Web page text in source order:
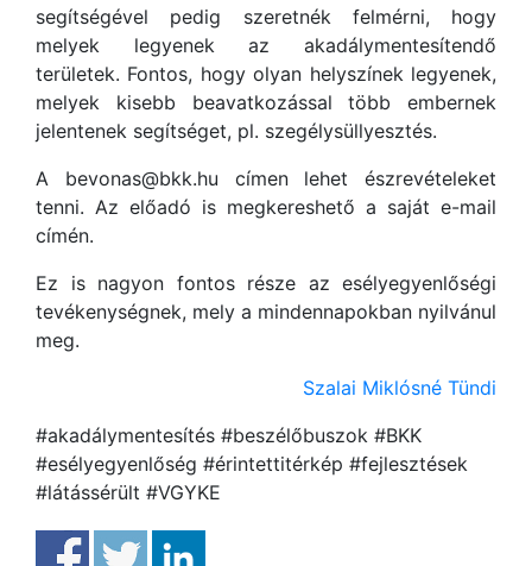
segítségével pedig szeretnék felmérni, hogy
melyek legyenek az akadálymentesítendő
területek. Fontos, hogy olyan helyszínek legyenek,
melyek kisebb beavatkozással több embernek
jelentenek segítséget, pl. szegélysüllyesztés.
A bevonas@bkk.hu címen lehet észrevételeket
tenni. Az előadó is megkereshető a saját e-mail
címén.
Ez is nagyon fontos része az esélyegyenlőségi
tevékenységnek, mely a mindennapokban nyilvánul
meg.
Szalai Miklósné Tündi
#akadálymentesítés #beszélőbuszok #BKK
#esélyegyenlőség #érintettitérkép #fejlesztések
#látássérült #VGYKE